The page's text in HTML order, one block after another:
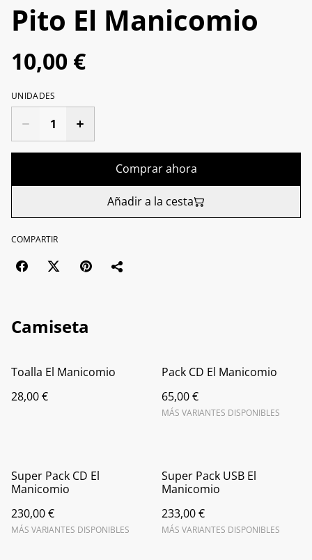
Pito El Manicomio
10,00 €
UNIDADES
Comprar ahora
Añadir a la cesta
COMPARTIR
Camiseta
Toalla El Manicomio
28,00 €
Pack CD El Manicomio
65,00 €
MÁS VARIANTES DISPONIBLES
Super Pack CD El
Manicomio
230,00 €
MÁS VARIANTES DISPONIBLES
Super Pack USB El
Manicomio
233,00 €
MÁS VARIANTES DISPONIBLES